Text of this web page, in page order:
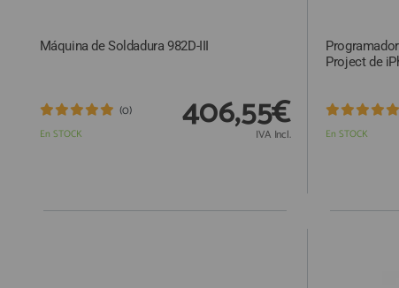
Máquina de Soldadura 982D-III
En STOCK
(0) 406,55€
IVA Incl.
Project de
En STOCK